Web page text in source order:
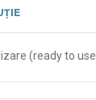
(ready to